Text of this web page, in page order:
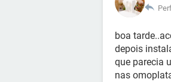
boa
depois
que parecia
nas